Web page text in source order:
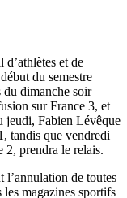
d’athlètes et de
du semestre
du dimanche soir
sur France 3, et
jeudi, Fabien Lévêque
tandis que vendredi
2, prendra le relais.
l’annulation de toutes
magazines sportifs